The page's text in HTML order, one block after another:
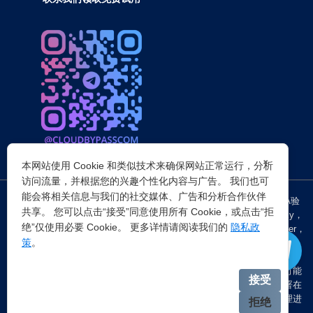
突破所有反Anti-bot机器人检查，轻松绕过cloudflare验证、CAPTCHA验
证，WAF，CC防护和Cloudflare爬虫验证，并提供了HTTP API和Proxy，
包括接口地址、请求参数、返回处理；以及 Cloudflare反爬虫设置Referer，
，在中国大陆IP环境下直连时可能
会出现不稳定的情况，但您可以通过以下两种方式解决：一是将其部署在
香港等境外服务器上使用；二是在本地电脑端开启TUN模式的全局代理进
×
本网站使用 Cookie 和类似技术来确保网站正常运行，分析
访问流量，并根据您的兴趣个性化内容与广告。 我们也可
能会将相关信息与我们的社交媒体、广告和分析合作伙伴
共享。 您可以点击“接受”同意使用所有 Cookie，或点击“拒
绝”仅使用必要 Cookie。 更多详情请阅读我们的 隐私政
策。
接受
拒绝